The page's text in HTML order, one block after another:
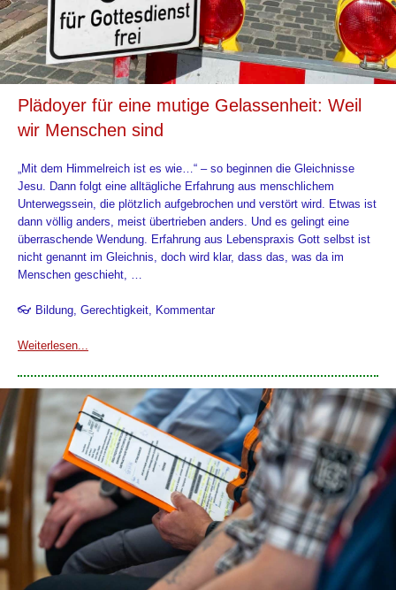
Plädoyer für eine mutige Gelassenheit: Weil
wir Menschen sind
„Mit dem Himmelreich ist es wie…“ – so beginnen die Gleichnisse
Jesu. Dann folgt eine alltägliche Erfahrung aus menschlichem
Unterwegssein, die plötzlich aufgebrochen und verstört wird. Etwas ist
dann völlig anders, meist übertrieben anders. Und es gelingt eine
überraschende Wendung. Erfahrung aus Lebenspraxis Gott selbst ist
nicht genannt im Gleichnis, doch wird klar, dass das, was da im
Menschen geschieht, …
👓 Bildung, Gerechtigkeit, Kommentar
Weiterlesen...